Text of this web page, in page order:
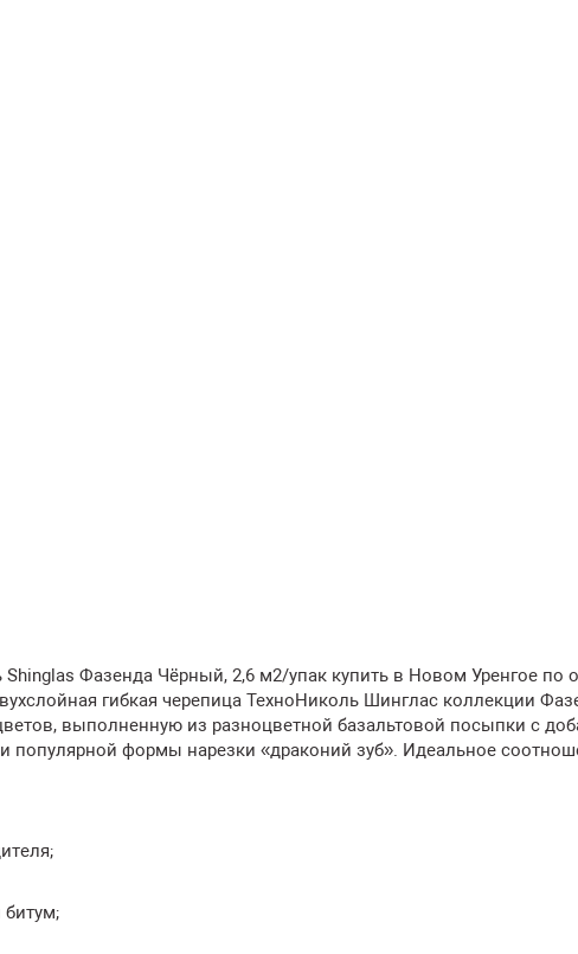
Shinglas Фазенда Чёрный, 2,6 м2/упак купить в Новом Уренгое по
гибкая черепица ТехноНиколь Шинглас коллекции
выполненную из разноцветной базальтовой посыпки с
популярной формы нарезки «драконий зуб». Идеальное